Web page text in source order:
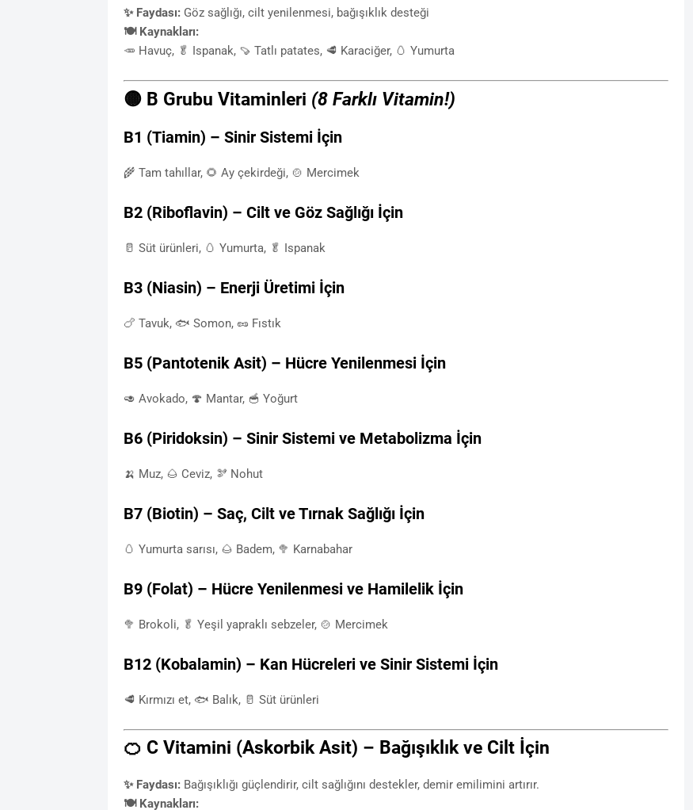
✨ Faydası:Göz sağlığı, cilt yenilenmesi, bağışıklık desteği
🍽 Kaynakları:
🥕 Havuç, 🥬 Ispanak, 🍠 Tatlı patates, 🥩 Karaciğer, 🥚 Yumurta
🟡 B Grubu Vitaminleri (8 Farklı Vitamin!)
B1 (Tiamin) – Sinir Sistemi İçin
🌾 Tam tahıllar, 🌻 Ay çekirdeği, 🍲 Mercimek
B2 (Riboflavin) – Cilt ve Göz Sağlığı İçin
🥛 Süt ürünleri, 🥚 Yumurta, 🥬 Ispanak
B3 (Niasin) – Enerji Üretimi İçin
🍗 Tavuk, 🐟 Somon, 🥜 Fıstık
B5 (Pantotenik Asit) – Hücre Yenilenmesi İçin
🥑 Avokado, 🍄 Mantar, 🥣 Yoğurt
B6 (Piridoksin) – Sinir Sistemi ve Metabolizma İçin
🍌 Muz, 🌰 Ceviz, 🫘 Nohut
B7 (Biotin) – Saç, Cilt ve Tırnak Sağlığı İçin
🥚 Yumurta sarısı, 🌰 Badem, 🥦 Karnabahar
B9 (Folat) – Hücre Yenilenmesi ve Hamilelik İçin
🥦 Brokoli, 🥬 Yeşil yapraklı sebzeler, 🍲 Mercimek
B12 (Kobalamin) – Kan Hücreleri ve Sinir Sistemi İçin
🥩 Kırmızı et, 🐟 Balık, 🥛 Süt ürünleri
🍊 C Vitamini (Askorbik Asit) – Bağışıklık ve Cilt İçin
✨ Faydası:Bağışıklığı güçlendirir, cilt sağlığını destekler, demir emilimini artırır.
🍽 Kaynakları: